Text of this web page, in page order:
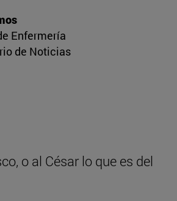
Enfermería
de Noticias
o al César lo que es del